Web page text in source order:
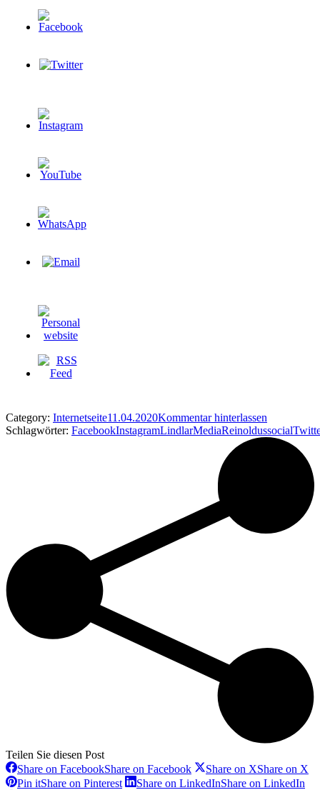
Category: Internetseite11.04.2020Kommentar hinterlassen
Schlagwörter: FacebookInstagramLindlarMediaReinoldussocial
Teilen Sie diesen Post
Share on FacebookShare on Facebook Share on XShare on X
Pin itShare on Pinterest Share on LinkedInShare on LinkedIn